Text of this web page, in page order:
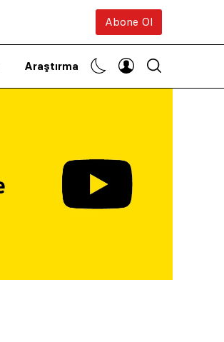
Abone Ol
Araştırma